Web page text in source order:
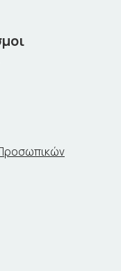
Προσωπικών